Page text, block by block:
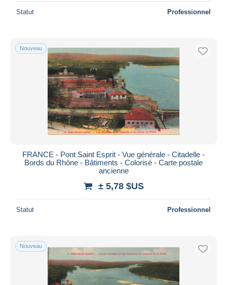
Statut Professionnel
Nouveau
FRANCE - Pont Saint Esprit - Vue générale - Citadelle -
Bords du Rhône - Bâtiments - Colorisé - Carte postale
ancienne
± 5,78 $US
Statut Professionnel
Nouveau